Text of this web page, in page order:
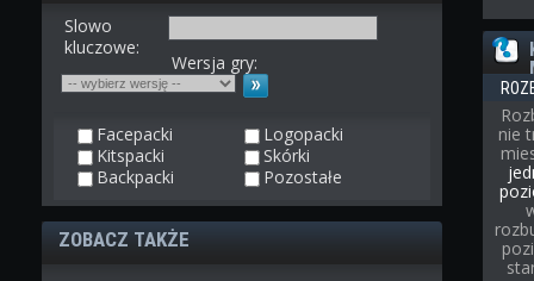
Slowo
kluczowe:
Wersja gry:
Facepacki
Logopacki
Kitspacki
Skórki
Backpacki
Pozostałe
ZOBACZ TAKŻE
nie